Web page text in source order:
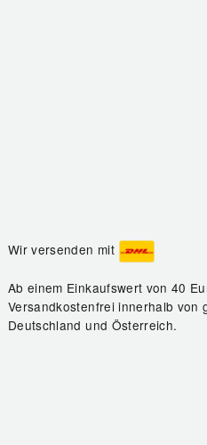
Wir versenden mit
Ab einem Einkaufswert von 40
Versandkostenfrei innerhalb von
Deutschland und Österreich.